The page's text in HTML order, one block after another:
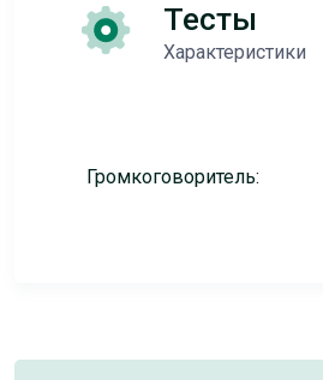
Тесты
Характеристики
Громкоговоритель: